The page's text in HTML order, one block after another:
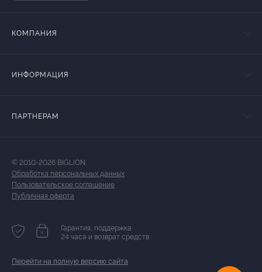
КОМПАНИЯ
ИНФОРМАЦИЯ
ПАРТНЕРАМ
© 2010-2026 BIGLION
Обработка персональных данных
Пользовательское соглашение
Публичная оферта
Гарантия, поддержка
24 часа и возврат средств
Перейти на полную версию сайта